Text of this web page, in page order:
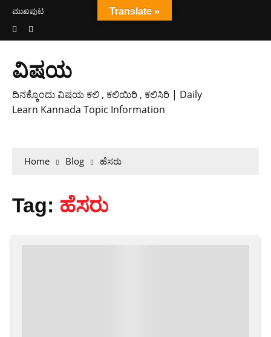
ಮುಖಪುಟ
ವಿಷಯ
ದಿನಕ್ಕೊಂದು ವಿಷಯ ಕಲಿ , ಕಲಿಯಿರಿ , ಕಲಿಸಿರಿ | Daily
Learn Kannada Topic Information
Home Blog ಹೆಸರು
Tag: ಹೆಸರು
Translate »